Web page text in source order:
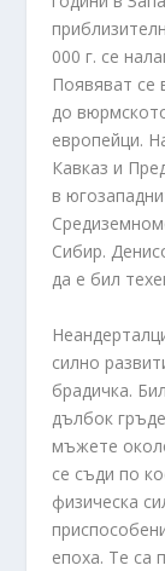
000 г. се
Появяват се
до
европейци.
Кавказ и
в
Сибир.
да е бил
силно
брадичка.
дълбок
мъжете
се съди по
физическа
епоха. Те са